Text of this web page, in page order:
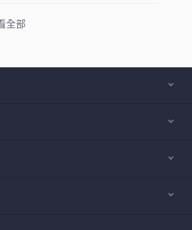
置增長型、價值型及收益型股票。
年下半年展望》中，亞洲區多元資
基金的獨特架構，如何在市場周期
全部